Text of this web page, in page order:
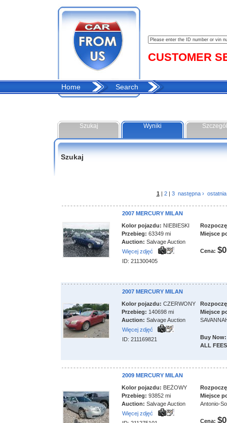
CUSTOMER
Home Search
Szukaj Wyniki
Szukaj
1 | 2| 3 następna ›
2007 MERCURY MILAN
Kolor pojazdu: NIEBIESKI
Przebieg: 63349 mi
Auction: Salvage Auction
Więcej zdjęć
ID: 211300405
Miejsce
Cena: $0
2007 MERCURY MILAN
Kolor pojazdu: CZERWONY
Przebieg: 140698 mi
Auction: Salvage Auction
Więcej zdjęć
ID: 211169821
Miejsce
Buy Now:
ALL
2009 MERCURY MILAN
Kolor pojazdu: BEŻOWY
Przebieg: 93852 mi
Auction: Salvage Auction
Więcej zdjęć
Miejsce
Antonio-
Cena: $0